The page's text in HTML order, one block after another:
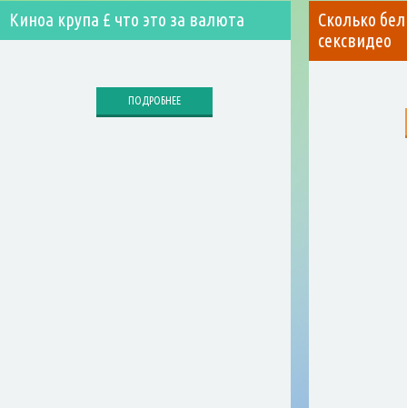
Киноа крупа £ что это за валюта
ПОДРОБНЕЕ
Сколько
сексвидео